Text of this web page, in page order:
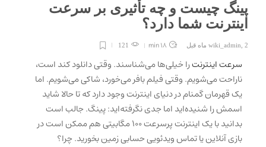
پینگ چیست و چه تأثیری بر سرعت
اینترنت شما دارد؟
wiki_admin 2 ماه قبل 18 min
121
سرعت اینترنترا خیلی‌ها می‌شناسند. وقتی دانلود کند است،
ناراحت می‌شویم. وقتی فیلم بافر می‌خورد، شاکی می‌شویم. اما
یک قهرمان گمنام در دنیای اینترنت وجود دارد که تا حالا شاید
اسمش را شنیده‌اید اما جدی نگرفته‌اید: پینگ. جالب است
بدانید با یک اینترنت پرسرعت ۱۰۰ مگابیتی هم ممکن است در
بازی آنلاین یا تماس ویدئویی حسابی زمین بخورید. چرا؟